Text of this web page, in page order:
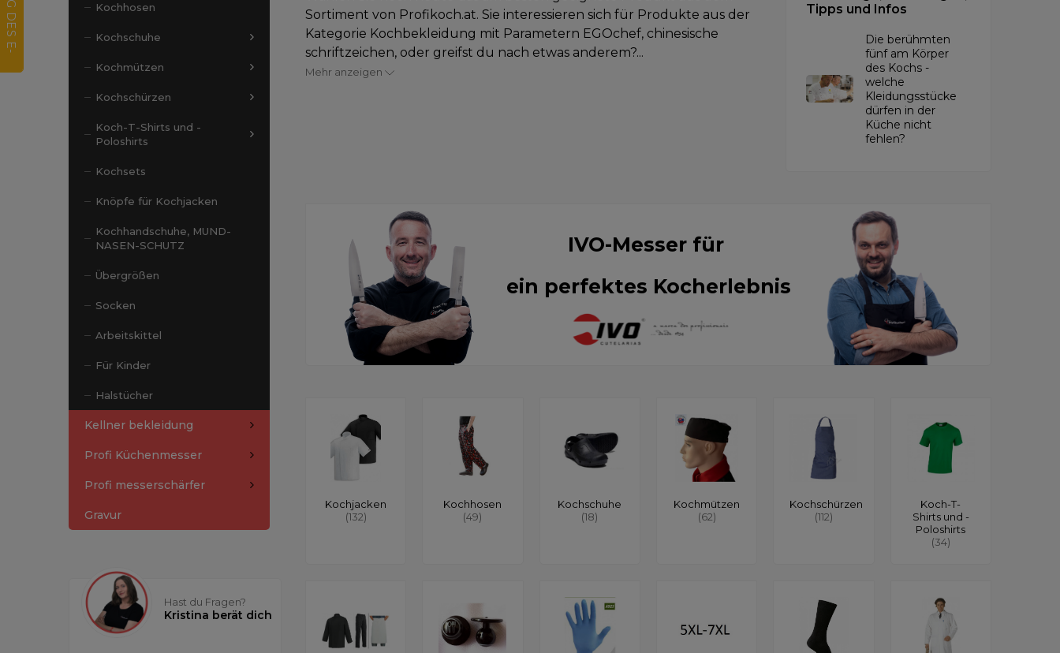
Kochhosen
Kochschuhe
Kochmützen
Kochschürzen
Koch-T-Shirts und -
Poloshirts
Kochsets
Knöpfe für Kochjacken
Kochhandschuhe, MUND-
NASEN-SCHUTZ
Übergrößen
Socken
Arbeitskittel
Für Kinder
Halstücher
Kellner bekleidung
Profi Küchenmesser
Profi messerschärfer
Gravur
Hast du Fragen?
Kristina berät dich
Sortiment von Profikoch.at. Sie interessieren sich für Produkte aus der
Kategorie Kochbekleidung mit Parametern EGOchef, chinesische
schriftzeichen, oder greifst du nach etwas anderem?...
Mehr anzeigen
Tipps und Infos
Die berühmten
fünf am Körper
des Kochs -
welche
Kleidungsstücke
dürfen in der
Küche nicht
fehlen?
IVO-Messer für
ein perfektes Kocherlebnis
Kochjacken
(132)
Kochhosen
(49)
Kochschuhe
(18)
Kochmützen
(62)
Kochschürzen
(112)
Koch-T-
Shirts und -
Poloshirts
(34)